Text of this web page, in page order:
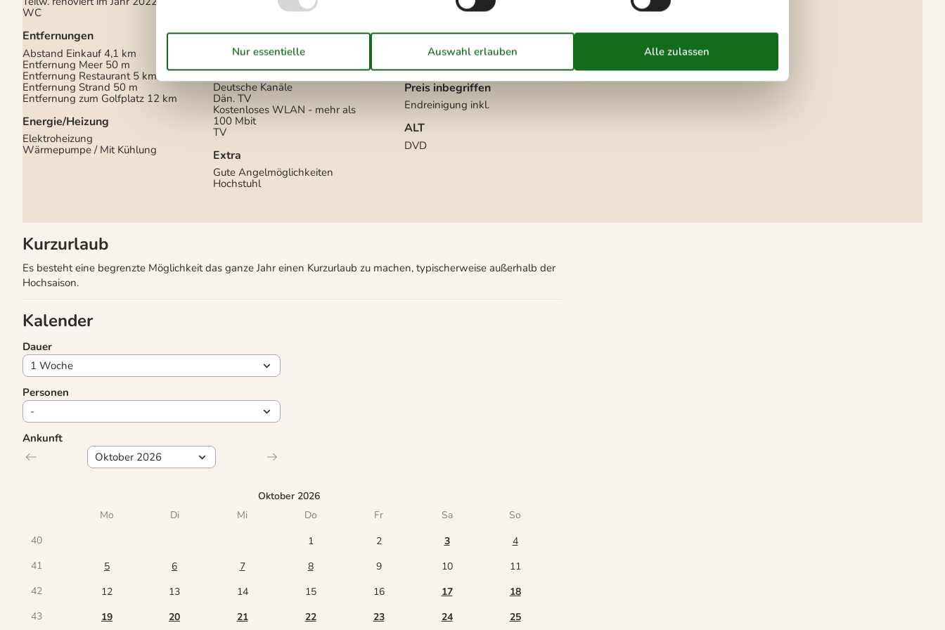
WC
Entfernungen
Abstand Einkauf 4,1 km
Entfernung Meer 50 m
Entfernung Restaurant 5 km
Entfernung Strand 50 m
Entfernung zum Golfplatz 12 km
Energie/Heizung
Elektroheizung
Wärmepumpe / Mit Kühlung
Wasserkocher
Multimedien
Chromecast
Deutsche Kanäle
Dän. TV
Kostenloses WLAN - mehr als
100 Mbit
TV
Extra
Gute Angelmöglichkeiten
Hochstuhl
erlaubt / Ladegerät verfügbar
mitbringen)
Preis inbegriffen
Endreinigung inkl.
ALT
DVD
Kurzurlaub
Es besteht eine begrenzte Möglichkeit das ganze Jahr einen Kurzurlaub zu machen, typischerweise außerhalb der
Hochsaison.
Kalender
Ankunft
Oktober 2026
Mo
Di Mi Do Fr Sa
So
40
1 2 3
4
41
5 6 7 8 9 10
11
42
12 13 14 15 16 17
18
43
19 20 21 22 23 24 25
Dauer
Personen